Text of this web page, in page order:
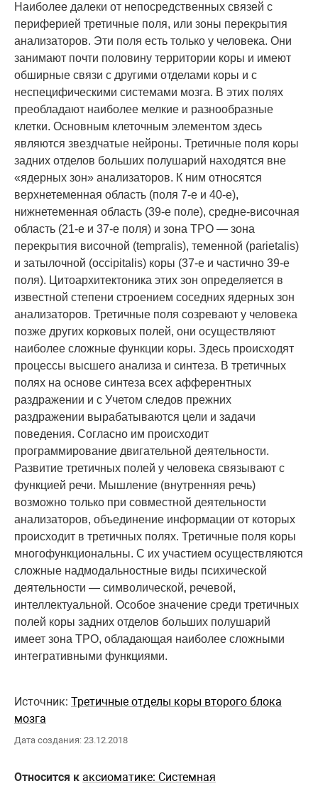
Наиболее далеки от непосредственных связей с
периферией третичные поля, или зоны перекрытия
анализаторов. Эти поля есть только у человека. Они
занимают почти половину территории коры и имеют
обширные связи с другими отделами коры и с
неспецифическими системами мозга. В этих полях
преобладают наиболее мелкие и разнообразные
клетки. Основным клеточным элементом здесь
являются звездчатые нейроны. Третичные поля коры
задних отделов больших полушарий находятся вне
«ядерных зон» анализаторов. К ним относятся
верхнетеменная область (поля 7-е и 40-е),
нижнетеменная область (39-е поле), средне-височная
область (21-е и 37-е поля) и зона ТРО — зона
перекрытия височной (tempralis), теменной (parietalis)
и затылочной (occipitalis) коры (37-е и частично 39-е
поля). Цитоархитектоника этих зон определяется в
известной степени строением соседних ядерных зон
анализаторов. Третичные поля созревают у человека
позже других корковых полей, они осуществляют
наиболее сложные функции коры. Здесь происходят
процессы высшего анализа и синтеза. В третичных
полях на основе синтеза всех афферентных
раздражении и с Учетом следов прежних
раздражении вырабатываются цели и задачи
поведения. Согласно им происходит
программирование двигательной деятельности.
Развитие третичных полей у человека связывают с
функцией речи. Мышление (внутренняя речь)
возможно только при совместной деятельности
анализаторов, объединение информации от которых
происходит в третичных полях. Третичные поля коры
многофункциональны. С их участием осуществляются
сложные надмодальностные виды психической
деятельности — символической, речевой,
интеллектуальной. Особое значение среди третичных
полей коры задних отделов больших полушарий
имеет зона ТРО, обладающая наиболее сложными
интегративными функциями.
Источник: Третичные отделы коры второго блока
мозга
Дата создания: 23.12.2018
Относится к аксиоматике: Системная